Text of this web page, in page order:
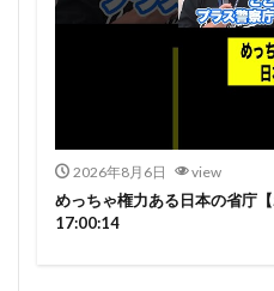
2026年8月6日 view
めっちゃ権力ある日本の省庁
17:00:14